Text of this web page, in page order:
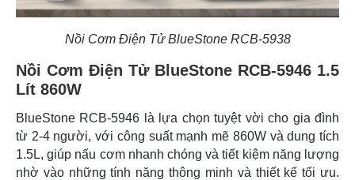
Nồi Cơm Điện Tử BlueStone RCB-5938
Nồi Cơm Điện Tử BlueStone RCB-5946 1.5
Lít 860W
BlueStone RCB-5946 là lựa chọn tuyệt vời cho gia đình
từ 2-4 người, với công suất mạnh mẽ 860W và dung tích
1.5L, giúp nấu cơm nhanh chóng và tiết kiệm năng lượng
nhờ vào những tính năng thông minh và thiết kế tối ưu.